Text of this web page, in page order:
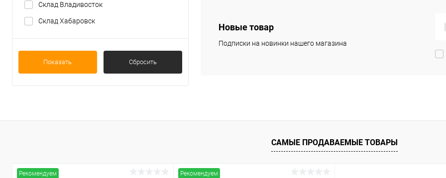
Склад Владивосток
Склад Хабаровск
Показать Сбросить
Купить в 1
клик
Новые товар
Подписки на новинки нашего магазина
САМЫЕ ПРОДАВАЕМЫЕ ТОВАРЫ
Рекомендуем Рекомендуем